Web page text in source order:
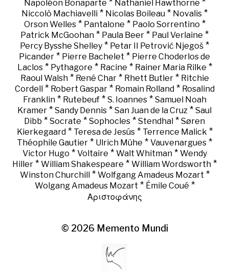
Napoléon Bonaparte * Nathaniel Hawthorne *
Niccolò Machiavelli * Nicolas Boileau * Novalis *
Orson Welles* Pantalone * Paolo Sorrentino *
Patrick McGoohan * Paula Beer * Paul Verlaine *
Percy Bysshe Shelley * Petar II Petrović Njegoš *
Picander * Pierre Bachelet * Pierre Choderlos de
Laclos* Pythagore * Racine * Rainer Maria Rilke *
Raoul Walsh* René Char* Rhett Butler* Ritchie
Cordell * Robert Gaspar* Romain Rolland* Rosalind
Franklin* Rutebeuf* S. Ioannes* Samuel Noah
Kramer * Sandy Dennis * San Juan de la Cruz * Saul
Dibb * Socrate * Sophocles * Stendhal * Søren
Kierkegaard* Teresa de Jesús* Terrence Malick *
Théophile Gautier * Ulrich Mühe * Vauvenargues *
Victor Hugo * Voltaire * Walt Whitman* Wendy
Hiller * William Shakespeare * William Wordsworth *
Winston Churchill * Wolfgang Amadeus Mozart *
Wolgang Amadeus Mozart * Émile Coué *
Αριστοφάνης
© 2026 Memento Mundi